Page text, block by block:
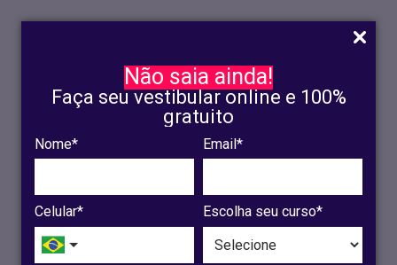
Não saia ainda!
Faça seu vestibular online e 100%
gratuito
Nome* Email*
Celular* Escolha seu curso*
INSCRIÇÃO
OLINDA
RECIFE